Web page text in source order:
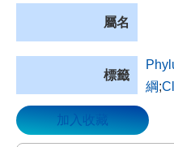
屬名
標籤
綱;
加入收藏